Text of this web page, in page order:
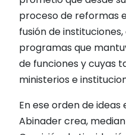
proceso de reformas
fusión de
programas que
de funciones y cuyas
ministerios e
En ese orden de
Abinader crea,